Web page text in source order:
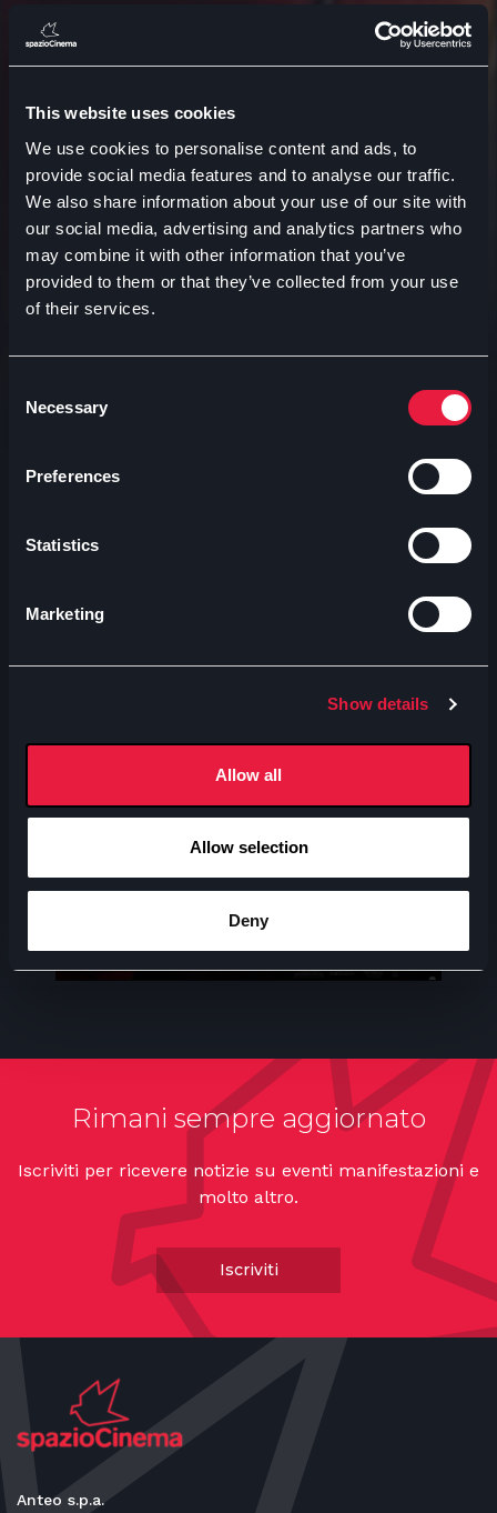
This website uses cookies
We use cookies to personalise content and ads, to
provide social media features and to analyse our traffic.
We also share information about your use of our site with
our social media, advertising and analytics partners who
may combine it with other information that you’ve
provided to them or that they’ve collected from your use
of their services.
Selection
Necessary
Preferences
Statistics
Marketing
Show details
Allow all
Allow selection
Deny
Ti consigliamo
Spider-man: brand new day
29-07-2026
Rimani sempre aggiornato
Iscriviti per ricevere notizie su eventi manifestazioni e
molto altro.
Iscriviti
Anteo s.p.a.